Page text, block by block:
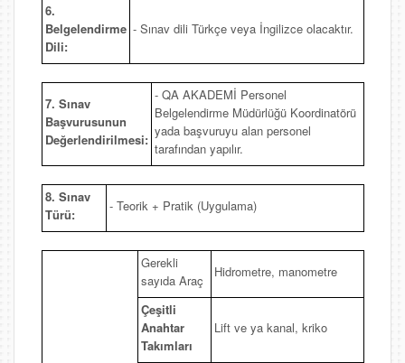
6.
Belgelendirme
Dili:
- Sınav dili Türkçe veya İngilizce olacaktır.
7. Sınav
Başvurusunun
Değerlendirilmesi:
- QA AKADEMİ Personel
Belgelendirme Müdürlüğü Koordinatörü
yada başvuruyu alan personel
tarafından yapılır.
8. Sınav
Türü:
- Teorik + Pratik (Uygulama)
Gerekli
sayıda Araç
Hidrometre, manometre
Çeşitli
Anahtar
Takımları
Lift ve ya kanal, kriko